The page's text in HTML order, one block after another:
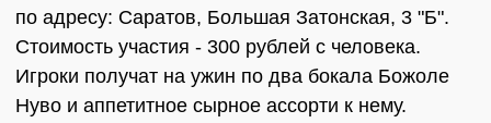
по адресу: Саратов, Большая Затонская, 3 "Б".
Стоимость участия - 300 рублей с человека.
Игроки получат на ужин по два бокала Божоле
Нуво и аппетитное сырное ассорти к нему.